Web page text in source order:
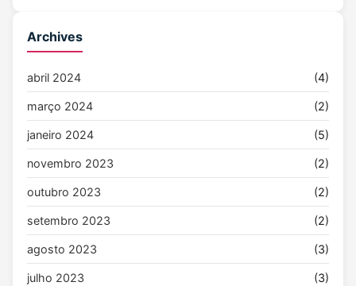
Archives
abril 2024 (4)
março 2024 (2)
janeiro 2024 (5)
novembro 2023 (2)
outubro 2023 (2)
setembro 2023 (2)
agosto 2023 (3)
julho 2023 (3)